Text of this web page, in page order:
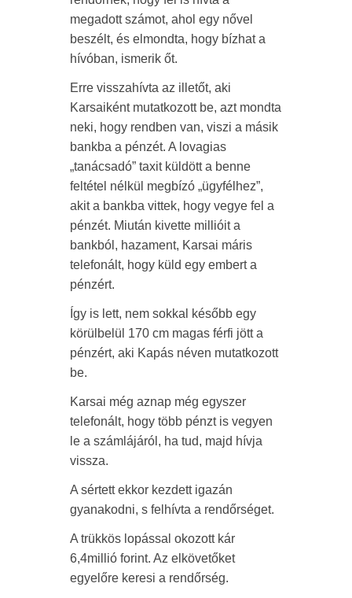
megadott számot, ahol egy nővel
beszélt, és elmondta, hogy bízhat a
hívóban, ismerik őt.
Erre visszahívta az illetőt, aki
Karsaiként mutatkozott be, azt mondta
neki, hogy rendben van, viszi a másik
bankba a pénzét. A lovagias
„tanácsadó” taxit küldött a benne
feltétel nélkül megbízó „ügyfélhez”,
akit a bankba vittek, hogy vegye fel a
pénzét. Miután kivette millióit a
bankból, hazament, Karsai máris
telefonált, hogy küld egy embert a
pénzért.
Így is lett, nem sokkal később egy
körülbelül 170 cm magas férfi jött a
pénzért, aki Kapás néven mutatkozott
be.
Karsai még aznap még egyszer
telefonált, hogy több pénzt is vegyen
le a számlájáról, ha tud, majd hívja
vissza.
A sértett ekkor kezdett igazán
gyanakodni, s felhívta a rendőrséget.
A trükkös lopással okozott kár
6,4millió forint. Az elkövetőket
egyelőre keresi a rendőrség.